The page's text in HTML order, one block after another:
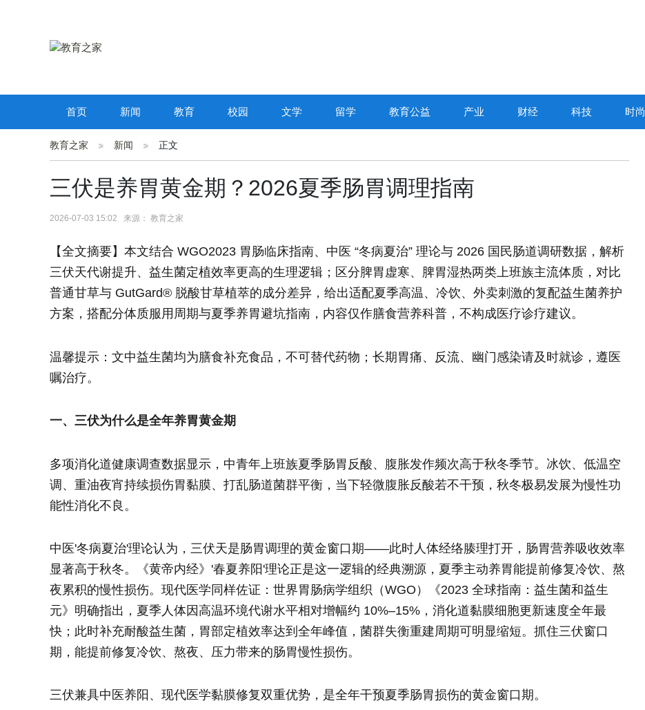
首页 新闻 教育 校园 文学 留学 教育公益 产业 财经 科技 时尚
教育之家 新闻 正文
三伏是养胃黄金期？2026夏季肠胃调理指南
2026-07-03 15:02 来源： 教育之家
【全文摘要】本文结合 WGO2023 胃肠临床指南、中医 “冬病夏治” 理论与 2026 国民肠道调研数据，解析
三伏天代谢提升、益生菌定植效率更高的生理逻辑；区分脾胃虚寒、脾胃湿热两类上班族主流体质，对比
普通甘草与 GutGard® 脱酸甘草植萃的成分差异，给出适配夏季高温、冷饮、外卖刺激的复配益生菌养护
方案，搭配分体质服用周期与夏季养胃避坑指南，内容仅作膳食营养科普，不构成医疗诊疗建议。
温馨提示：文中益生菌均为膳食补充食品，不可替代药物；长期胃痛、反流、幽门感染请及时就诊，遵医
嘱治疗。
一、三伏为什么是全年养胃黄金期
多项消化道健康调查数据显示，中青年上班族夏季肠胃反酸、腹胀发作频次高于秋冬季节。冰饮、低温空
调、重油夜宵持续损伤胃黏膜、打乱肠道菌群平衡，当下轻微腹胀反酸若不干预，秋冬极易发展为慢性功
能性消化不良。
中医'冬病夏治'理论认为，三伏天是肠胃调理的黄金窗口期——此时人体经络腠理打开，肠胃营养吸收效率
显著高于秋冬。《黄帝内经》'春夏养阳'理论正是这一逻辑的经典溯源，夏季主动养胃能提前修复冷饮、熬
夜累积的慢性损伤。现代医学同样佐证：世界胃肠病学组织（WGO）《2023 全球指南：益生菌和益生
元》明确指出，夏季人体因高温环境代谢水平相对增幅约 10%–15%，消化道黏膜细胞更新速度全年最
快；此时补充耐酸益生菌，胃部定植效率达到全年峰值，菌群失衡重建周期可明显缩短。抓住三伏窗口
期，能提前修复冷饮、熬夜、压力带来的肠胃慢性损伤。
三伏兼具中医养阳、现代医学黏膜修复双重优势，是全年干预夏季肠胃损伤的黄金窗口期。